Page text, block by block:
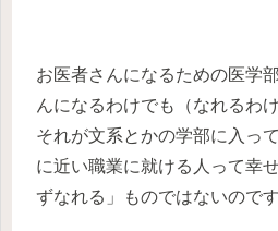
お医者さんになるための医学
んになるわけでも（なれるわ
それが文系とかの学部に入っ
に近い職業に就ける人って幸
ずなれる」ものではないのです